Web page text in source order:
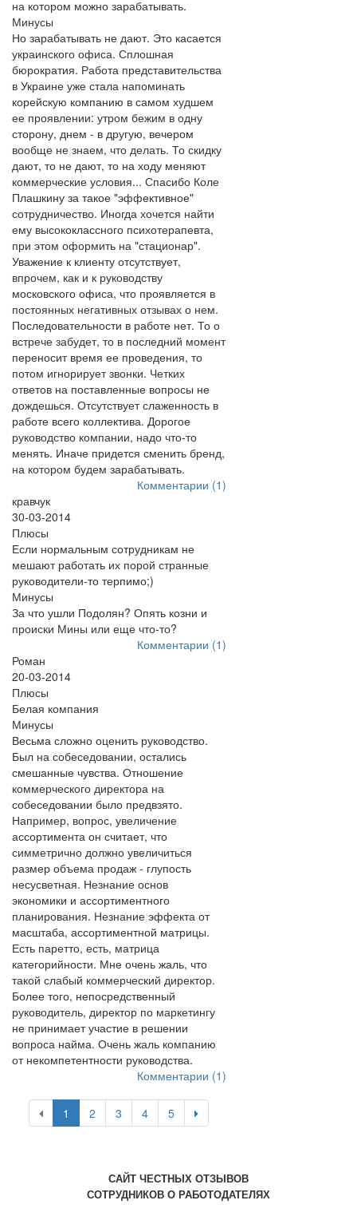
на котором можно зарабатывать.
Минусы
Но зарабатывать не дают. Это касается
украинского офиса. Сплошная
бюрократия. Работа представительства
в Украине уже стала напоминать
корейскую компанию в самом худшем
ее проявлении: утром бежим в одну
сторону, днем - в другую, вечером
вообще не знаем, что делать. То скидку
дают, то не дают, то на ходу меняют
коммерческие условия... Спасибо Коле
Плашкину за такое "эффективное"
сотрудничество. Иногда хочется найти
ему высококлассного психотерапевта,
при этом оформить на "стационар".
Уважение к клиенту отсутствует,
впрочем, как и к руководству
московского офиса, что проявляется в
постоянных негативных отзывах о нем.
Последовательности в работе нет. То о
встрече забудет, то в последний момент
переносит время ее проведения, то
потом игнорирует звонки. Четких
ответов на поставленные вопросы не
дождешься. Отсутствует слаженность в
работе всего коллектива. Дорогое
руководство компании, надо что-то
менять. Иначе придется сменить бренд,
на котором будем зарабатывать.
Комментарии (1)
кравчук
30-03-2014
Плюсы
Если нормальным сотрудникам не
мешают работать их порой странные
руководители-то терпимо;)
Минусы
За что ушли Подолян? Опять козни и
происки Мины или еще что-то?
Комментарии (1)
Роман
20-03-2014
Плюсы
Белая компания
Минусы
Весьма сложно оценить руководство.
Был на собеседовании, остались
смешанные чувства. Отношение
коммерческого директора на
собеседовании было предвзято.
Например, вопрос, увеличение
ассортимента он считает, что
симметрично должно увеличиться
размер объема продаж - глупость
несусветная. Незнание основ
экономики и ассортиментного
планирования. Незнание эффекта от
масштаба, ассортиментной матрицы.
Есть паретто, есть, матрица
категорийности. Мне очень жаль, что
такой слабый коммерческий директор.
Более того, непосредственный
руководитель, директор по маркетингу
не принимает участие в решении
вопроса найма. Очень жаль компанию
от некомпетентности руководства.
Комментарии (1)
1 2 3 4 5
САЙТ ЧЕСТНЫХ ОТЗЫВОВ
СОТРУДНИКОВ О РАБОТОДАТЕЛЯХ